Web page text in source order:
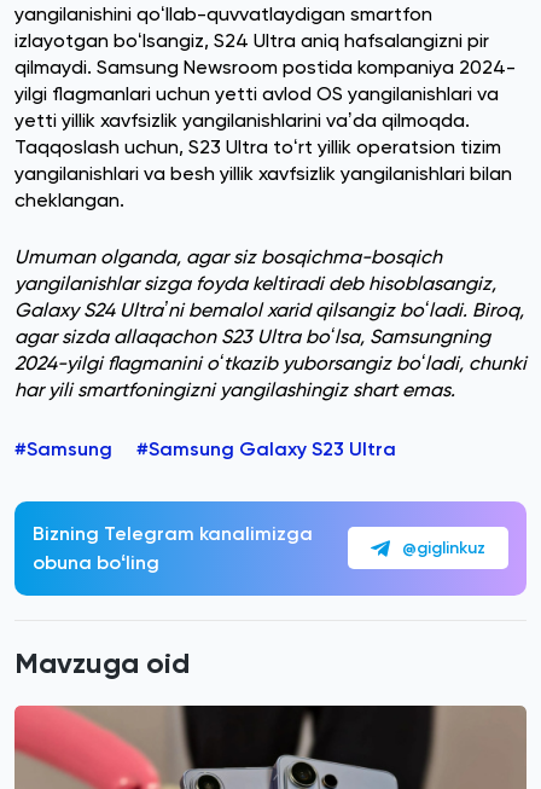
yangilanishini qoʻllab-quvvatlaydigan smartfon
izlayotgan boʻlsangiz, S24 Ultra aniq hafsalangizni pir
qilmaydi. Samsung Newsroom postida kompaniya 2024-
yilgi flagmanlari uchun yetti avlod OS yangilanishlari va
yetti yillik xavfsizlik yangilanishlarini vaʼda qilmoqda.
Taqqoslash uchun, S23 Ultra toʻrt yillik operatsion tizim
yangilanishlari va besh yillik xavfsizlik yangilanishlari bilan
cheklangan.
Umuman olganda, agar siz bosqichma-bosqich
yangilanishlar sizga foyda keltiradi deb hisoblasangiz,
Galaxy S24 Ultraʼni bemalol xarid qilsangiz boʻladi. Biroq,
agar sizda allaqachon S23 Ultra boʻlsa, Samsungning
2024-yilgi flagmanini oʻtkazib yuborsangiz boʻladi, chunki
har yili smartfoningizni yangilashingiz shart emas.
#Samsung #Samsung Galaxy S23 Ultra
Bizning Telegram kanalimizga
obuna boʻling
@giglinkuz
Mavzuga oid